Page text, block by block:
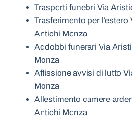
Trasporti funebri Via
Trasferimento per l’estero
Antichi Monza
Addobbi funerari Via
Monza
Affissione avvisi di lutto
Monza
Allestimento camere
Antichi Monza